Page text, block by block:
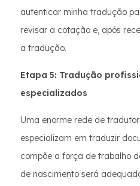
autenticar minha tradução
revisar a cotação e, após
a tradução.
Etapa 5: Tradução
especializados
Uma enorme rede de
especializam em traduzir
compõe a força de trabalho
de nascimento será